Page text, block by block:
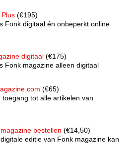
(€195)
Fonk digitaal én onbeperkt online
digitaal (€175)
Fonk magazine alleen digitaal
(€65)
tot alle artikelen van
bestellen (€14,50)
editie van Fonk magazine kan